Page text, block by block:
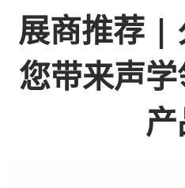
展商推荐 |
您带来声